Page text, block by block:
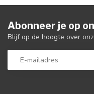
Abonneer je op
Blijf op de hoogte over